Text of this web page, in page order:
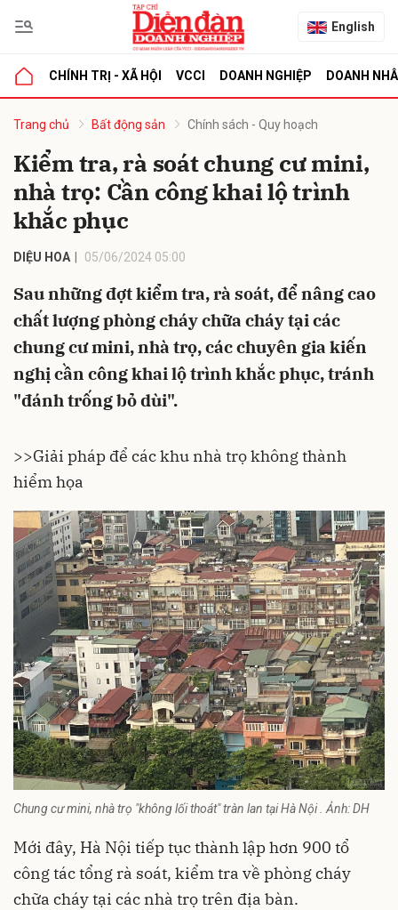
English
CHÍNH TRỊ - XÃ HỘI VCCI DOANH NGHIỆP DOANH
Trang chủ Bất động sản Chính sách - Quy hoạch
Kiểm tra, rà soát chung cư mini,
nhà trọ: Cần công khai lộ trình
khắc phục
DIỆU HOA 05/06/2024 05:00
Sau những đợt kiểm tra, rà soát, để nâng cao
chất lượng phòng cháy chữa cháy tại các
chung cư mini, nhà trọ, các chuyên gia kiến
nghị cần công khai lộ trình khắc phục, tránh
"đánh trống bỏ dùi".
>>Giải pháp để các khu nhà trọ không thành
hiểm họa
Chung cư mini, nhà trọ "không lối thoát" tràn lan tại Hà Nội . Ảnh: DH
Mới đây, Hà Nội tiếp tục thành lập hơn 900 tổ
công tác tổng rà soát, kiểm tra về phòng cháy
chữa cháy tại các nhà trọ trên địa bàn.
luận
Hủy